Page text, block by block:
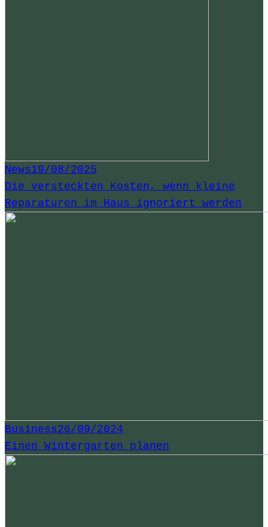
News19/08/2025
Die versteckten Kosten, wenn kleine
Reparaturen im Haus ignoriert werden
Business26/09/2024
Einen Wintergarten planen